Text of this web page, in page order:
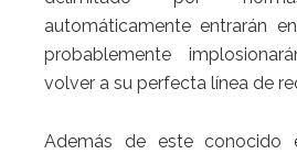
automáticamente entrarán
probablemente
volver a su perfecta línea de
Además de este conocido